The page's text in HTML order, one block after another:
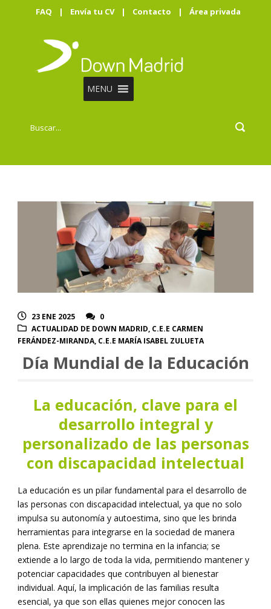
FAQ | Envía tu CV | Contacto | Área privada
MENU
23 ENE 2025
0
ACTUALIDAD DE DOWN MADRID, C.E.E CARMEN
FERÁNDEZ-MIRANDA, C.E.E MARÍA ISABEL ZULUETA
Día Mundial de la Educación
La educación, clave para el
desarrollo integral y
personalizado de las personas
con discapacidad intelectual
La educación es un pilar fundamental para el desarrollo de
las personas con discapacidad intelectual, ya que no solo
impulsa su autonomía y autoestima, sino que les brinda
herramientas para integrarse en la sociedad de manera
plena. Este aprendizaje no termina en la infancia; se
extiende a lo largo de toda la vida, permitiendo mantener y
potenciar capacidades que contribuyen al bienestar
individual. Aquí, la implicación de las familias resulta
esencial, ya que son ellas quienes mejor conocen las